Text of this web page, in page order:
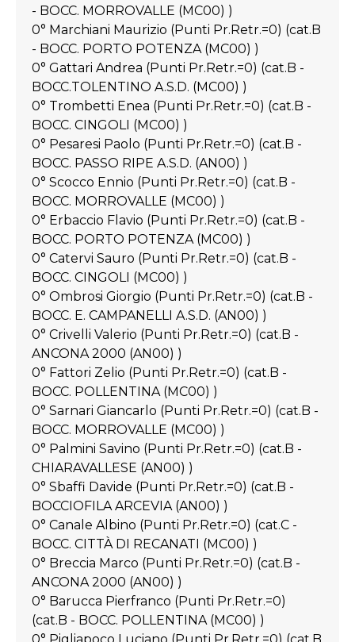
- BOCC. MORROVALLE (MC00) )
0° Marchiani Maurizio (Punti Pr.Retr.=0) (cat.B
- BOCC. PORTO POTENZA (MC00) )
0° Gattari Andrea (Punti Pr.Retr.=0) (cat.B -
BOCC.TOLENTINO A.S.D. (MC00) )
0° Trombetti Enea (Punti Pr.Retr.=0) (cat.B -
BOCC. CINGOLI (MC00) )
0° Pesaresi Paolo (Punti Pr.Retr.=0) (cat.B -
BOCC. PASSO RIPE A.S.D. (AN00) )
0° Scocco Ennio (Punti Pr.Retr.=0) (cat.B -
BOCC. MORROVALLE (MC00) )
0° Erbaccio Flavio (Punti Pr.Retr.=0) (cat.B -
BOCC. PORTO POTENZA (MC00) )
0° Catervi Sauro (Punti Pr.Retr.=0) (cat.B -
BOCC. CINGOLI (MC00) )
0° Ombrosi Giorgio (Punti Pr.Retr.=0) (cat.B -
BOCC. E. CAMPANELLI A.S.D. (AN00) )
0° Crivelli Valerio (Punti Pr.Retr.=0) (cat.B -
ANCONA 2000 (AN00) )
0° Fattori Zelio (Punti Pr.Retr.=0) (cat.B -
BOCC. POLLENTINA (MC00) )
0° Sarnari Giancarlo (Punti Pr.Retr.=0) (cat.B -
BOCC. MORROVALLE (MC00) )
0° Palmini Savino (Punti Pr.Retr.=0) (cat.B -
CHIARAVALLESE (AN00) )
0° Sbaffi Davide (Punti Pr.Retr.=0) (cat.B -
BOCCIOFILA ARCEVIA (AN00) )
0° Canale Albino (Punti Pr.Retr.=0) (cat.C -
BOCC. CITTÀ DI RECANATI (MC00) )
0° Breccia Marco (Punti Pr.Retr.=0) (cat.B -
ANCONA 2000 (AN00) )
0° Barucca Pierfranco (Punti Pr.Retr.=0)
(cat.B - BOCC. POLLENTINA (MC00) )
0° Pigliapoco Luciano (Punti Pr.Retr.=0) (cat.B